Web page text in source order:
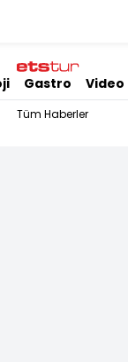
Gastro Video
Tüm Haberler